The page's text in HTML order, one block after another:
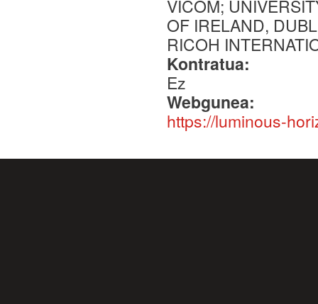
VICOM;
OF IRELAND,
RICOH
Kontratua:
Ez
Webgunea:
https://luminous-